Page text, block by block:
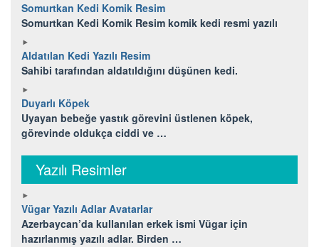
Somurtkan Kedi Komik Resim
Somurtkan Kedi Komik Resim komik kedi resmi yazılı
Aldatılan Kedi Yazılı Resim
Sahibi tarafından aldatıldığını düşünen kedi.
Duyarlı Köpek
Uyayan bebeğe yastık görevini üstlenen köpek,
görevinde oldukça ciddi ve …
Yazılı Resimler
Vügar Yazılı Adlar Avatarlar
Azerbaycan’da kullanılan erkek ismi Vügar için
hazırlanmış yazılı adlar. Birden …